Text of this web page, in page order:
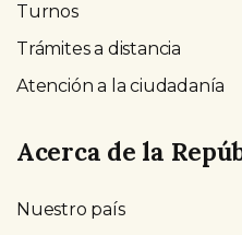
Turnos
Trámites a distancia
Atención a la ciudadanía
Acerca de la
Nuestro país